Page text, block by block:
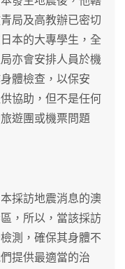
局及高教辦已密切
本的大專學生，全
亦會安排人員於機
體檢查，以保安
協助，但不是任何
遊團或機票問題
採訪地震消息的澳
，所以，當該採訪
測，確保其身體不
提供最適當的治